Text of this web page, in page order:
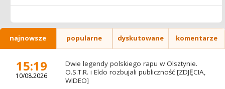
najnowsze popularne dyskutowane komentarze
15:19
10/08.2026
Dwie legendy polskiego rapu w Olsztynie.
O.S.T.R. i Eldo rozbujali publiczność [ZDJĘCIA,
WIDEO]